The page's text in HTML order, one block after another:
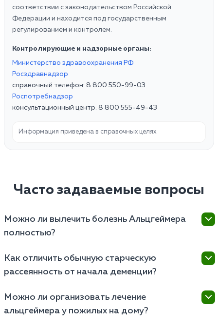
соответствии с законодательством Российской
Федерации и находится под государственным
регулированием и контролем.
Контролирующие и надзорные органы:
Министерство здравоохранения РФ
Росздравнадзор
справочный телефон: 8 800 550-99-03
Роспотребнадзор
консультационный центр: 8 800 555-49-43
Информация приведена в справочных целях.
Часто задаваемые вопросы
Можно ли вылечить болезнь Альцгеймера
полностью?
неизлечимым. Однако современная терапия
способна значительно замедлить гибель нейронов,
улучшить качество жизни пациента на длительный
срок.
Как отличить обычную старческую
рассеянность от начала деменции?
актера или куда положил очки, но вспомнит об этом
позже. При болезни Альцгеймера человек забывает
Можно ли организовать лечение
альцгеймера у пожилых на дому?